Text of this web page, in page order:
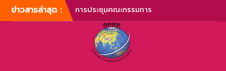
Skip
to
ข่าวสารล่าสุด :
การประชุมคณะกรรมการ
บริหารสภาคณบดีคณะ
สาธารณสุขศาสตร์แห่ง
ประเทศไทย ครั้งที่ 1/2567
การประชุมสามัญประจำปี
สภาคณบดีคณะสาธารณสุข